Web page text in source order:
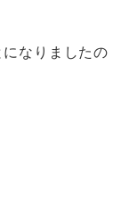
なりましたの